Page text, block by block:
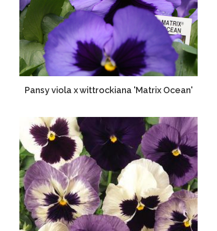
Pansy viola x wittrockiana 'Matrix Ocean'